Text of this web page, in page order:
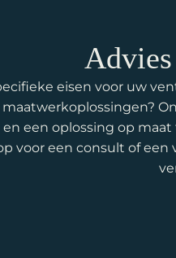
eisen voor uw
maatwerkoplossingen?
en een oplossing op
voor een consult of een